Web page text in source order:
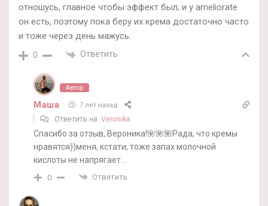
отношусь, главное чтобы эффект был, и у ameliorate
он есть, поэтому пока беру их крема достаточно часто
и тоже через день мажусь.
0 Ответить
Автор
Маша 7 лет назад
Ответить на Veronika
Спасибо за отзыв, Вероника!🌺🌺🌺Рада, что кремы
нравятся))меня, кстати, тоже запах молочной
кислоты не напрягает…
0 Ответить